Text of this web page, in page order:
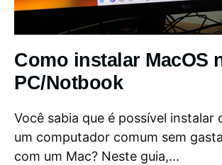
Como instalar MacOS
PC/Notbook
Você sabia que é possível instalar
um computador comum sem
com um Mac? Neste guia,...